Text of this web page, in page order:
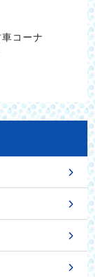
コーナ